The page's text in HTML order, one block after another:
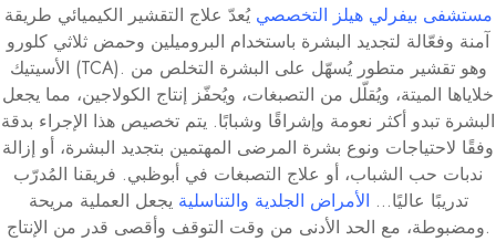
مستشفى بيفرلي هيلز التخصصي يُعدّ علاج التقشير الكيميائي طريقة
آمنة وفعّالة لتجديد البشرة باستخدام البروميلين وحمض ثلاثي كلورو
الأسيتيك (TCA). وهو تقشير متطور يُسهّل على البشرة التخلص من
خلاياها الميتة، ويُقلّل من التصبغات، ويُحفّز إنتاج الكولاجين، مما يجعل
البشرة تبدو أكثر نعومة وإشراقًا وشبابًا. يتم تخصيص هذا الإجراء بدقة
وفقًا لاحتياجات ونوع بشرة المرضى المهتمين بتجديد البشرة، أو إزالة
ندبات حب الشباب، أو علاج التصبغات في أبوظبي. فريقنا المُدرّب
تدريبًا عاليًا... الأمراض الجلدية والتناسلية يجعل العملية مريحة
ومضبوطة، مع الحد الأدنى من وقت التوقف وأقصى قدر من الإنتاج.